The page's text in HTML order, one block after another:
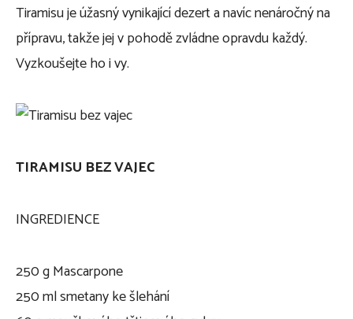
Tiramisu je úžasný vynikající dezert a navíc nenáročný na
přípravu, takže jej v pohodě zvládne opravdu každý.
Vyzkoušejte ho i vy.
TIRAMISU BEZ VAJEC
INGREDIENCE
250 g Mascarpone
250 ml smetany ke šlehání